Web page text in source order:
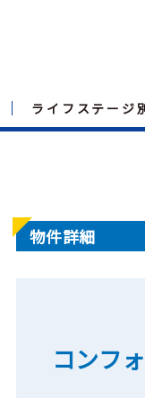
ライフステージ
物件詳細
コンフ